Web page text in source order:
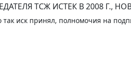
ТСЖ ИСТЕК В 2008 Г.,
иск принял, полномочия на